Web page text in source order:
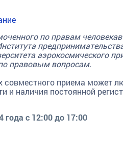
по правам человекав
аэрокосмического
правовым вопросам.
совместного приема может
и наличия постоянной
года с 12:00 до 17:00